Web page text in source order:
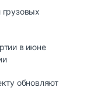
в июне
обновляют